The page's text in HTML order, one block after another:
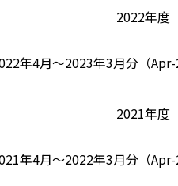
2022年度
年4月～2023年3月分（Apr-
2021年度
年4月～2022年3月分（Apr-